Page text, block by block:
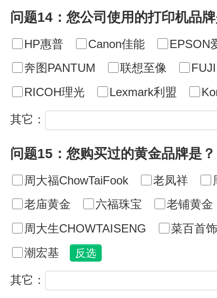
问题14：您公司使用的打印机品
HP惠普 Canon佳能
EPSON
奔图PANTUM
联想至像
RICOH理光
Lexmark利盟
其它：
问题15：您购买过的黄金品牌是？
周大福ChowTaiFook 老凤祥
老庙黄金
六福珠宝
老铺黄金
周大生CHOWTAISENG
菜百首饰
潮宏基
其它：